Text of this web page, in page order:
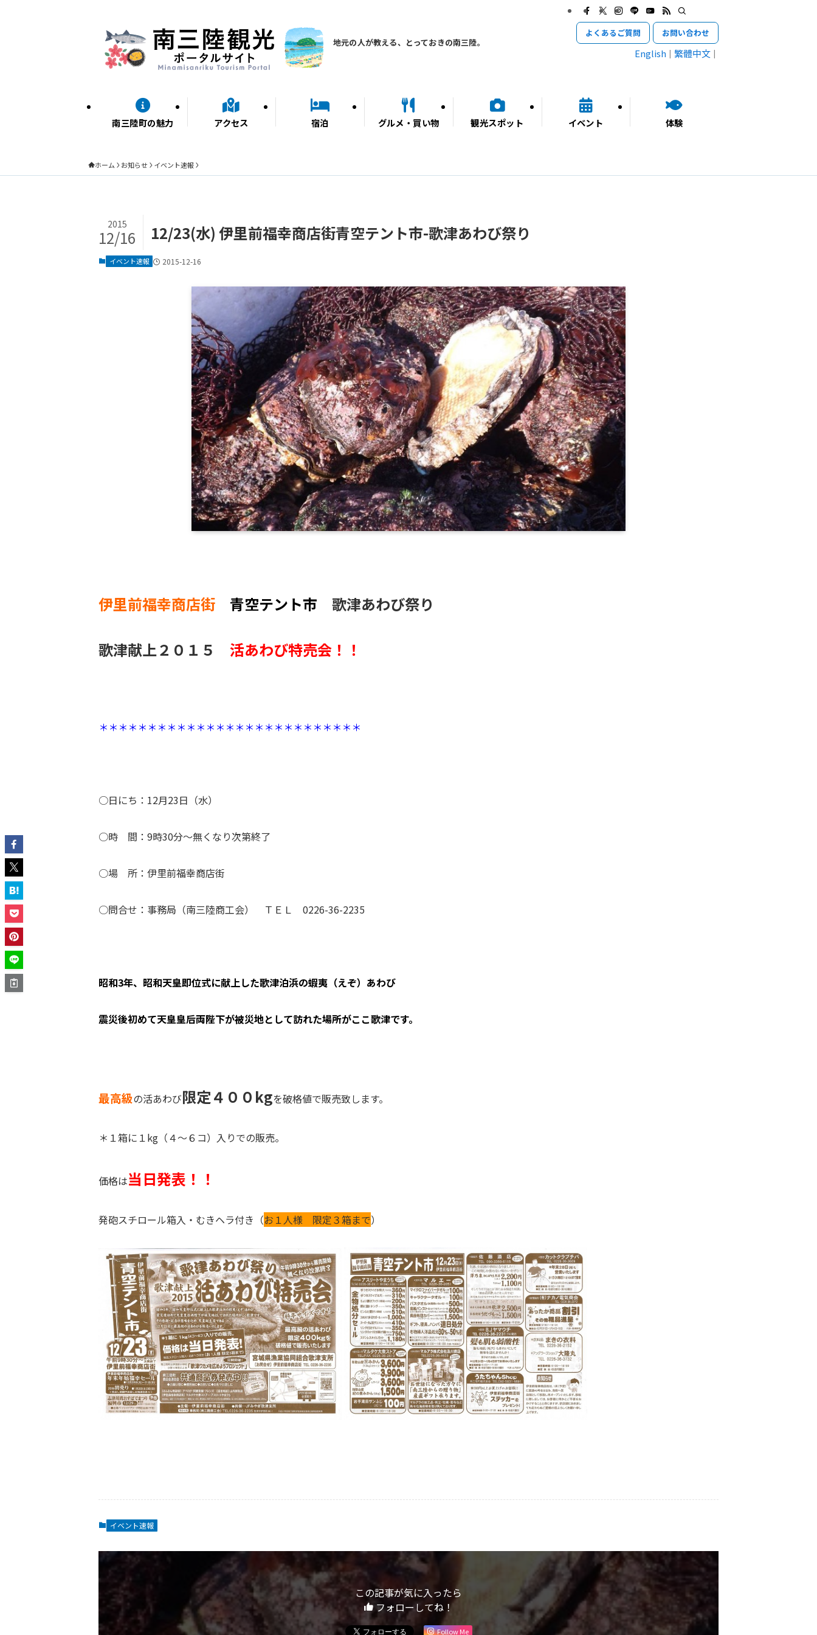
地元の人が教える、とっておきの南三陸。
南三陸町の魅力 アクセス 宿泊 グルメ・買い物 観光スポット イベント 体験
よくあるご質問 お問い合わせ
English 繁體中文
ホーム お知らせ イベント速報
12/23(水) 伊里前福幸商店街青空テント市-歌津あわび祭り
2015
12/16
イベント速報 2015-12-16
伊里前福幸商店街 青空テント市 歌津あわび祭り
歌津献上２０１５ 活あわび特売会！！
＊＊＊＊＊＊＊＊＊＊＊＊＊＊＊＊＊＊＊＊＊＊＊＊＊＊＊
○日にち：12月23日（水）
○時 間：9時30分〜無くなり次第終了
○場 所：伊里前福幸商店街
○問合せ：事務局（南三陸商工会） ＴＥＬ 0226-36-2235
昭和3年、昭和天皇即位式に献上した歌津泊浜の蝦夷（えぞ）あわび
震災後初めて天皇皇后両陛下が被災地として訪れた場所がここ歌津です。
最高級の活あわび限定４００kgを破格値で販売致します。
＊１箱に１kg（４～６コ）入りでの販売。
価格は当日発表！！
発砲スチロール箱入・むきヘラ付き（お１人様 限定３箱まで）
イベント速報
この記事が気に入ったら
フォローしてね！
Follow Me